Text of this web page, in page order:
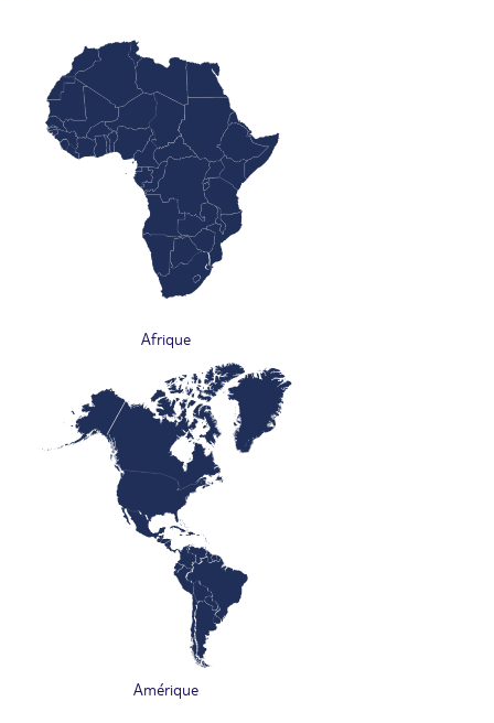
Afrique
Amérique